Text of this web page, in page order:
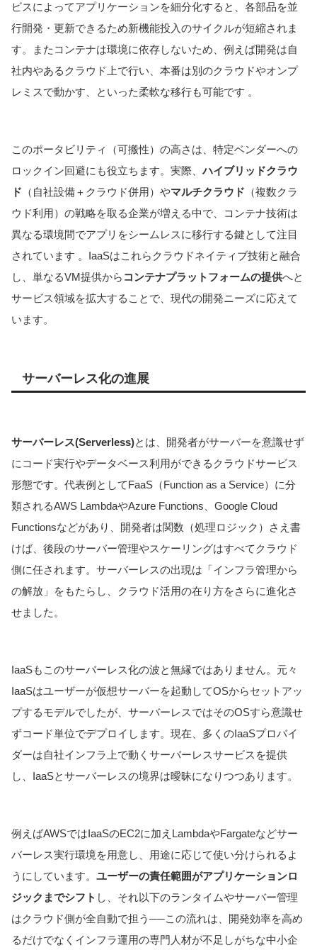
ビスによってアプリケーションを細分化すると、各部品を並
行開発・更新できるため新機能投入のサイクルが短縮されま
す。またコンテナは環境に依存しないため、例えば開発は自
社内やあるクラウド上で行い、本番は別のクラウドやオンプ
レミスで動かす、といった柔軟な移行も可能です 。
このポータビリティ（可搬性）の高さは、特定ベンダーへの
ロックイン回避にも役立ちます。実際、ハイブリッドクラウ
ド （自社設備＋クラウド併用）やマルチクラウド （複数クラ
ウド利用）の戦略を取る企業が増える中で、コンテナ技術は
異なる環境間でアプリをシームレスに移行する鍵として注目
されています 。IaaSはこれらクラウドネイティブ技術と融合
し、単なるVM提供から コンテナプラットフォームの提供へと
サービス領域を拡大することで、現代の開発ニーズに応えて
います。
サーバーレス化の進展
サーバーレス(Serverless)とは、開発者がサーバーを意識せず
にコード実行やデータベース利用ができるクラウドサービス
形態です。代表例としてFaaS（Function as a Service）に分
類されるAWS LambdaやAzure Functions、Google Cloud
Functionsなどがあり、開発者は関数（処理ロジック）さえ書
けば、後段のサーバー管理やスケーリングはすべてクラウド
側に任されます。サーバーレスの出現は「インフラ管理から
の解放」をもたらし、クラウド活用の在り方をさらに進化さ
せました。
IaaSもこのサーバーレス化の波と無縁ではありません。元々
IaaSはユーザーが仮想サーバーを起動してOSからセットアッ
プするモデルでしたが、サーバーレスではそのOSすら意識せ
ずコード単位でデプロイします。現在、多くのIaaSプロバイ
ダーは自社インフラ上で動くサーバーレスサービスを提供
し、IaaSとサーバーレスの境界は曖昧になりつつあります。
例えばAWSではIaaSのEC2に加えLambdaやFargateなどサー
バーレス実行環境を用意し、用途に応じて使い分けられるよ
うにしています。 ユーザーの責任範囲がアプリケーションロ
ジックまでシフト し、それ以下のランタイムやサーバー管理
はクラウド側が全自動で担う──この流れは、開発効率を高め
るだけでなくインフラ運用の専門人材が不足しがちな中小企